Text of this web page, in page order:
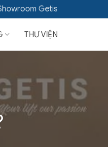
Getis
THƯ VIỆN